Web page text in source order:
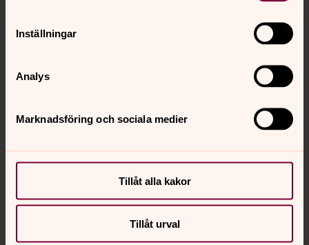
Inställningar
Analys
Marknadsföring och sociala medier
Tillåt alla kakor
Tillåt urval
Hitta snabbt
Sociala kanaler